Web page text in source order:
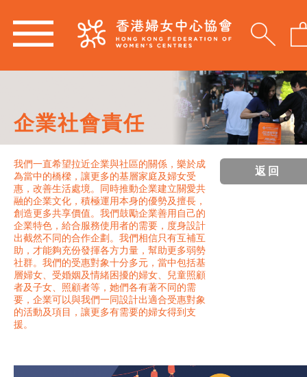
企業社會責任
我們一直希望拉近企業與社區的關係，樂於成
為當中的橋樑，讓更多的基層家庭及婦女受
惠，改善生活處境。同時推動企業建立關愛共
融的企業文化，積極運用本身的優勢及擅長，
創造更多共享價值。我們鼓勵企業善用自己的
企業特色，給合服務使用者的需要，度身設計
出截然不同的合作企劃。我們相信只有互補互
助，才能夠充份發揮各方力量，幫助更多弱勢
社群。我們的受惠對象十分多元，當中包括基
層婦女、受婚姻及情緒困擾的婦女、兒童照顧
者及子女、照顧者等，她們各有著不同的需
要，企業可以與我們一同設計出適合受惠對象
的活動及項目，讓更多有需要的婦女得到支
援。
返回